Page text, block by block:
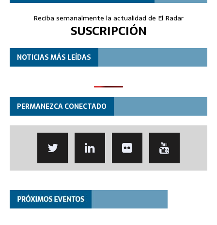
Reciba semanalmente la actualidad de El Radar
SUSCRIPCIÓN
NOTICIAS MÁS LEÍDAS
PERMANEZCA CONECTADO